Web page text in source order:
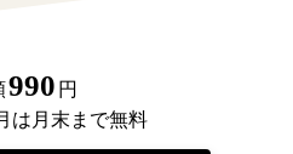
990 円
は月末まで無料